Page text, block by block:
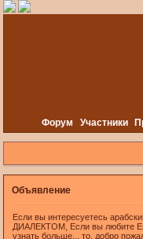
Форум Участники
Объявление
Если вы интересуетесь
ДИАЛЕКТОМ, Если вы любите
узнать больше... то, добро